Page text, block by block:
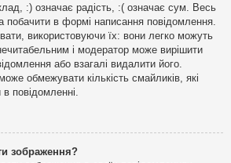
:) означає радість, :( означає сум. Весь
побачити в формі написання повідомлення.
використовуючи їх: вони легко можуть
і модератор може вирішити
або взагалі видалити його.
обмежувати кількість смайликів, які
повідомленні.
зображення?